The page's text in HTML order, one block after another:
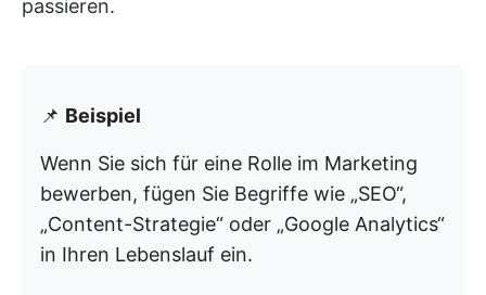
passieren.
📌 Beispiel
Wenn Sie sich für eine Rolle im Marketing
bewerben, fügen Sie Begriffe wie „SEO“,
„Content-Strategie“ oder „Google Analytics“
in Ihren Lebenslauf ein.